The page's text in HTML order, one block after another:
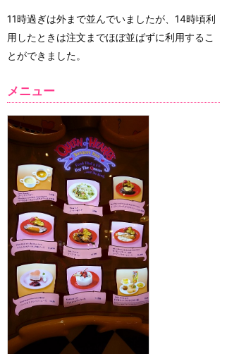
11時過ぎは外まで並んでいましたが、14時頃利
用したときは注文までほぼ並ばずに利用するこ
とができました。
メニュー